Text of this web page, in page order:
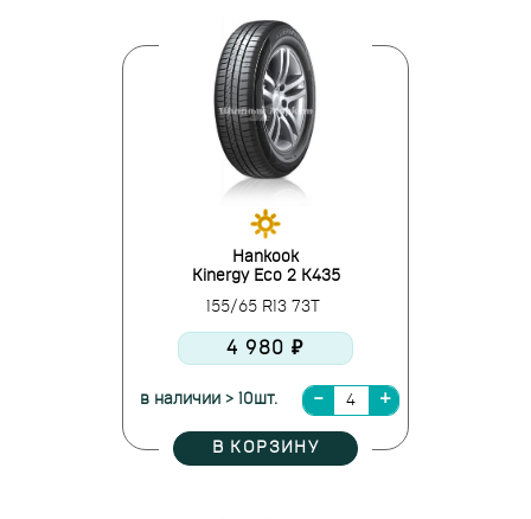
Hankook
Kinergy Eco 2 K435
155/65 R13 73T
4 980 ₽
в наличии > 10шт.
В КОРЗИНУ